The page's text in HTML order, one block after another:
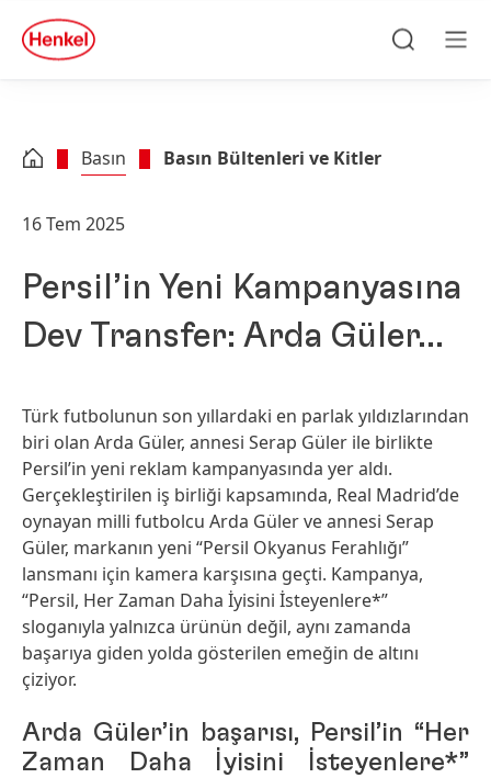
Skip to main content
Skip to footer
quick
search
Basın Basın Bültenleri ve Kitler
16 Tem 2025
Persil’in Yeni Kampanyasına
Dev Transfer: Arda Güler…
Türk futbolunun son yıllardaki en parlak yıldızlarından
biri olan Arda Güler, annesi Serap Güler ile birlikte
Persil’in yeni reklam kampanyasında yer aldı.
Gerçekleştirilen iş birliği kapsamında, Real Madrid’de
oynayan milli futbolcu Arda Güler ve annesi Serap
Güler, markanın yeni “Persil Okyanus Ferahlığı”
lansmanı için kamera karşısına geçti. Kampanya,
“Persil, Her Zaman Daha İyisini İsteyenlere*”
sloganıyla yalnızca ürünün değil, aynı zamanda
başarıya giden yolda gösterilen emeğin de altını
çiziyor.
Arda Güler’in başarısı, Persil’in “Her
Zaman Daha İyisini İsteyenlere*”